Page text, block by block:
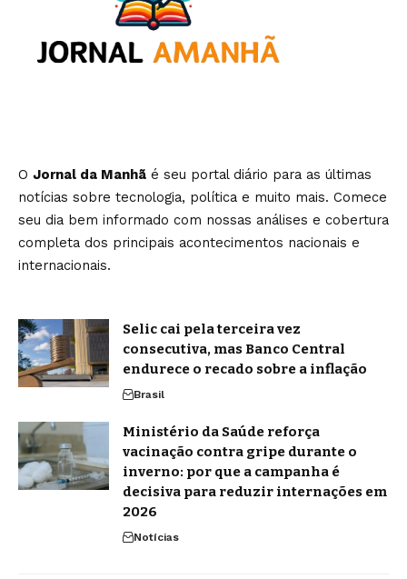
O Jornal da Manhã é seu portal diário para as últimas
notícias sobre tecnologia, política e muito mais. Comece
seu dia bem informado com nossas análises e cobertura
completa dos principais acontecimentos nacionais e
internacionais.
Selic cai pela terceira vez
consecutiva, mas Banco Central
endurece o recado sobre a inflação
Brasil
Ministério da Saúde reforça
vacinação contra gripe durante o
inverno: por que a campanha é
decisiva para reduzir internações em
2026
Notícias